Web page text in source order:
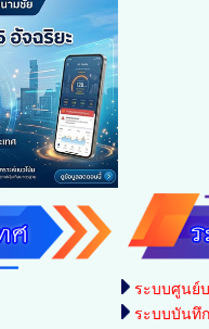
ระบบศูนย์
ระบบบันทึ